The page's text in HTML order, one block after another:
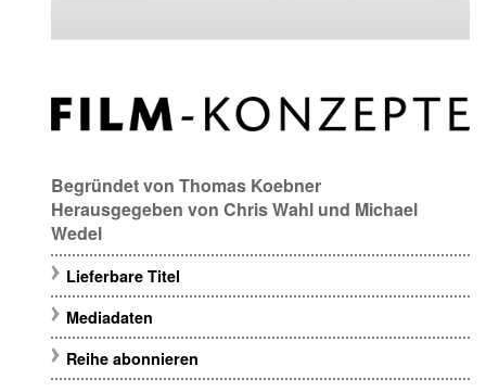
Begründet von Thomas Koebner
Herausgegeben von Chris Wahl und Michael
Wedel
Lieferbare Titel
Mediadaten
Reihe abonnieren